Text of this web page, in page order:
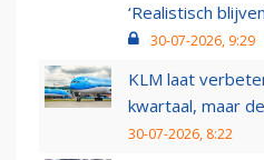
‘Realistisch
30-07-2026, 9:29
KLM laat
kwartaal, maar
30-07-2026, 8:22